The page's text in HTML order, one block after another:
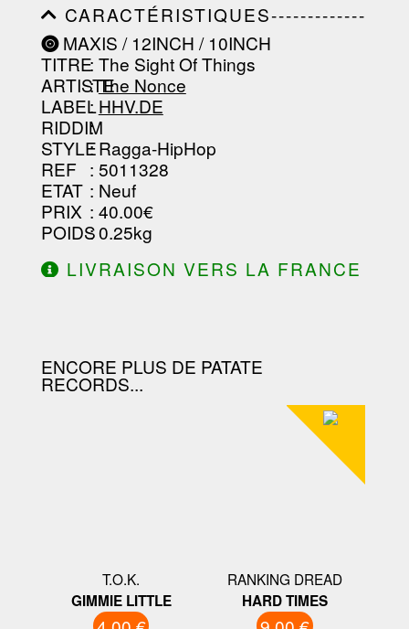
CARACTÉRISTIQUES-------------
-----------------------------------------
-----------------------------------------
-----------------------------------------
-----------------------------------------
--------------------------------
MAXIS / 12INCH / 10INCH
TITRE: The Sight Of Things
ARTISTE
:The Nonce
LABEL
:HHV.DE
RIDDIM
:
STYLE: Ragga-HipHop
REF : 5011328
ETAT : Neuf
PRIX : 40.00€
POIDS: 0.25kg
LIVRAISON VERS LA FRANCE
ENCORE PLUS DE PATATE
RECORDS...
T.O.K.
GIMMIE LITTLE
RANKING DREAD
HARD TIMES